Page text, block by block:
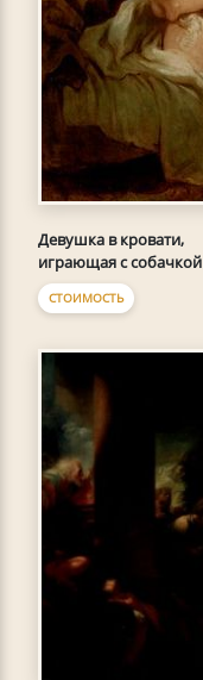
Девушка в кровати,
играющая с собачкой
СТОИМОСТЬ